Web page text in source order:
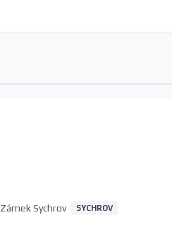
Zámek Sychrov SYCHROV